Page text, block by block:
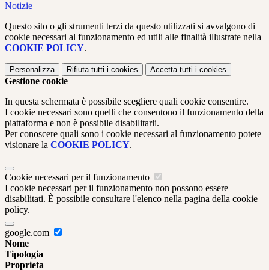
Notizie
Questo sito o gli strumenti terzi da questo utilizzati si avvalgono di
cookie necessari al funzionamento ed utili alle finalità illustrate nella
COOKIE POLICY.
Personalizza Rifiuta tutti i cookies Accetta tutti i cookies
Gestione cookie
In questa schermata è possibile scegliere quali cookie consentire.
I cookie necessari sono quelli che consentono il funzionamento della
piattaforma e non è possibile disabilitarli.
Per conoscere quali sono i cookie necessari al funzionamento potete
visionare la COOKIE POLICY.
Cookie necessari per il funzionamento
I cookie necessari per il funzionamento non possono essere
disabilitati. È possibile consultare l'elenco nella pagina della cookie
policy.
google.com
Nome
Tipologia
Proprieta